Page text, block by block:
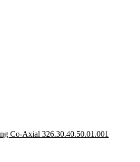
Co-Axial 326.30.40.50.01.001